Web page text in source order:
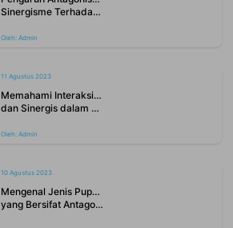
Sinergisme Terhadap Hasil dan Efisiensi Penggunaan Pupuk
Oleh: Admin
11 Agustus 2023
Memahami Interaksi Hara Antagonis
dan Sinergis dalam Tanah untuk Meningkatkan Hasil Pertanian
Oleh: Admin
10 Agustus 2023
Mengenal Jenis Pupuk Kimia
yang Bersifat Antagonis